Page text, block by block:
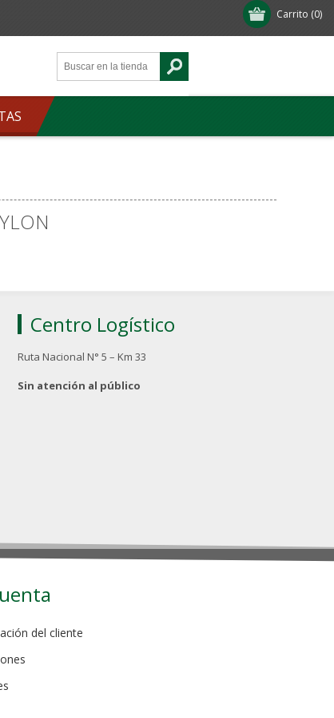
Carrito (0)
Centro Logístico
Ruta Nacional N° 5 – Km 33
Sin atención al público
del cliente